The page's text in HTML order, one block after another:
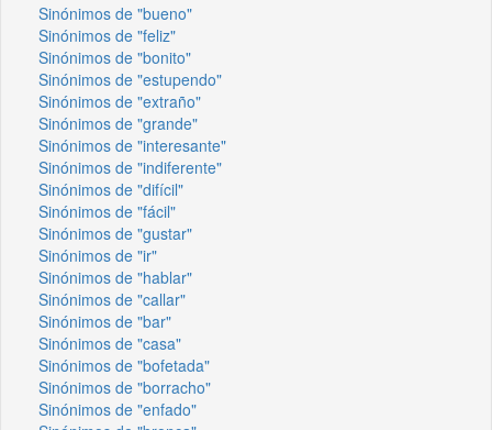
Sinónimos de "bueno"
Sinónimos de "feliz"
Sinónimos de "bonito"
Sinónimos de "estupendo"
Sinónimos de "extraño"
Sinónimos de "grande"
Sinónimos de "interesante"
Sinónimos de "indiferente"
Sinónimos de "difícil"
Sinónimos de "fácil"
Sinónimos de "gustar"
Sinónimos de "ir"
Sinónimos de "hablar"
Sinónimos de "callar"
Sinónimos de "bar"
Sinónimos de "casa"
Sinónimos de "bofetada"
Sinónimos de "borracho"
Sinónimos de "enfado"